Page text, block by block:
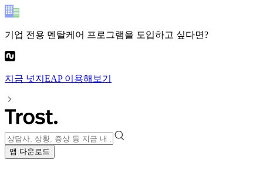
기업 전용 멘탈케어 프로그램을 도입하고 싶다면?
지금 넛지EAP이용해보기
앱 다운로드